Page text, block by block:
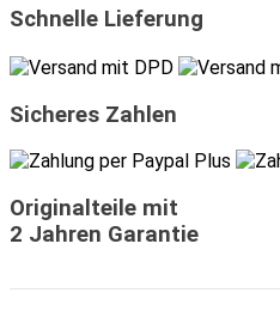
Schnelle Lieferung
Sicheres Zahlen
Originalteile mit
2 Jahren Garantie